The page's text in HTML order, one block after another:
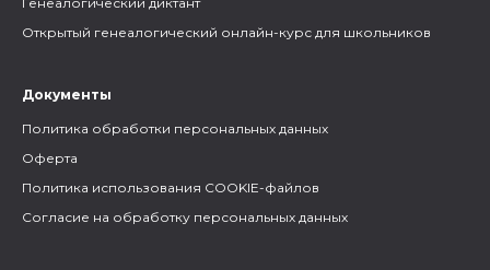
Открытый генеалогический онлайн-курс для школьников
Документы
Политика обработки персональных данных
Оферта
Политика использования COOKIE-файлов
Согласие на обработку персональных данных